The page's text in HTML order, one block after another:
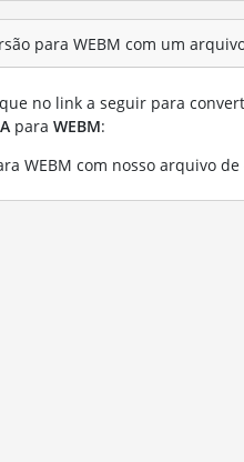
para WEBM com um
no link a seguir para
para WEBM:
WEBM com nosso arquivo